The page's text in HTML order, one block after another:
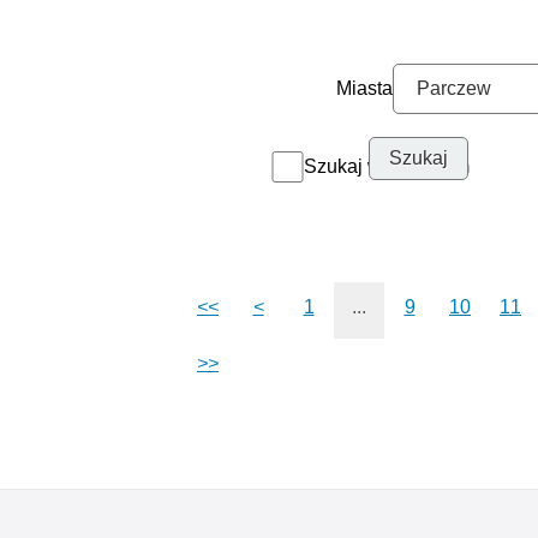
Miasta
Szukaj w archiwum
<< < 1 ... 9 10 11
>>